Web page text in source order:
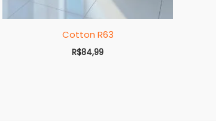
Cotton R63
R$84,99